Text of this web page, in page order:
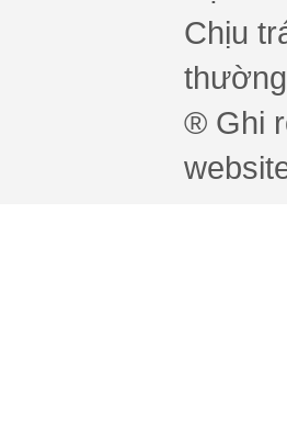
Chịu
® Ghi